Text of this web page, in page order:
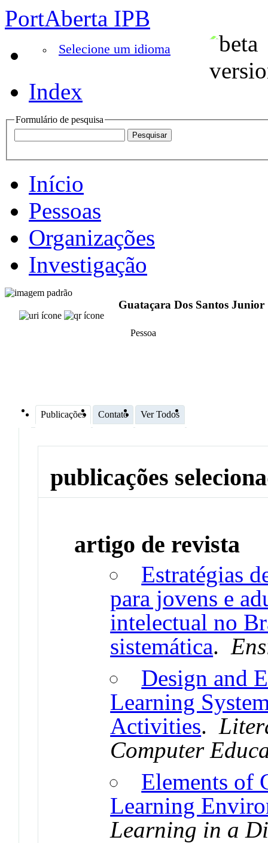
PortAberta IPB
Selecione um idioma
Index
Formulário de pesquisa
Início
Pessoas
Organizações
Investigação
Guataçara Dos Santos Junior
Pessoa
Publicações Contato Ver Todos
publicações
artigo de revista
Estratégias
para jovens e
intelectual no
sistemática.
Design and
Learning
Activities.
Computer
Elements of
Learning
Learning in a